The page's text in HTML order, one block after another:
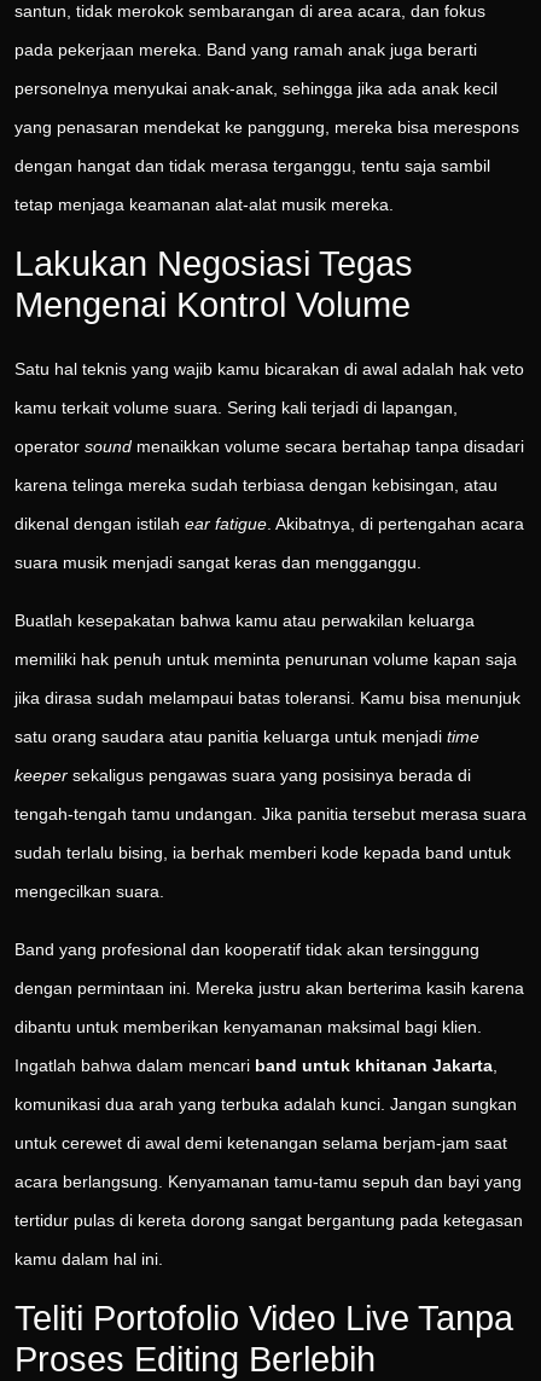
santun, tidak merokok sembarangan di area acara, dan fokus
pada pekerjaan mereka. Band yang ramah anak juga berarti
personelnya menyukai anak-anak, sehingga jika ada anak kecil
yang penasaran mendekat ke panggung, mereka bisa merespons
dengan hangat dan tidak merasa terganggu, tentu saja sambil
tetap menjaga keamanan alat-alat musik mereka.
Lakukan Negosiasi Tegas
Mengenai Kontrol Volume
Satu hal teknis yang wajib kamu bicarakan di awal adalah hak veto
kamu terkait volume suara. Sering kali terjadi di lapangan,
operator sound menaikkan volume secara bertahap tanpa disadari
karena telinga mereka sudah terbiasa dengan kebisingan, atau
dikenal dengan istilah ear fatigue . Akibatnya, di pertengahan acara
suara musik menjadi sangat keras dan mengganggu.
Buatlah kesepakatan bahwa kamu atau perwakilan keluarga
memiliki hak penuh untuk meminta penurunan volume kapan saja
jika dirasa sudah melampaui batas toleransi. Kamu bisa menunjuk
satu orang saudara atau panitia keluarga untuk menjadi time
keeper sekaligus pengawas suara yang posisinya berada di
tengah-tengah tamu undangan. Jika panitia tersebut merasa suara
sudah terlalu bising, ia berhak memberi kode kepada band untuk
mengecilkan suara.
Band yang profesional dan kooperatif tidak akan tersinggung
dengan permintaan ini. Mereka justru akan berterima kasih karena
dibantu untuk memberikan kenyamanan maksimal bagi klien.
Ingatlah bahwa dalam mencari band untuk khitanan Jakarta
komunikasi dua arah yang terbuka adalah kunci. Jangan sungkan
untuk cerewet di awal demi ketenangan selama berjam-jam saat
acara berlangsung. Kenyamanan tamu-tamu sepuh dan bayi yang
tertidur pulas di kereta dorong sangat bergantung pada ketegasan
kamu dalam hal ini.
Teliti Portofolio Video Live Tanpa
Proses Editing Berlebih